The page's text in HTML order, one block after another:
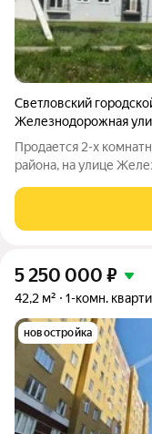
Светловский
Железнодорожная
Продается 2-х
района, на улице
дизайнерский,
использованием
5 250 000 ₽
42,2 м² 1-комн.
новостройка